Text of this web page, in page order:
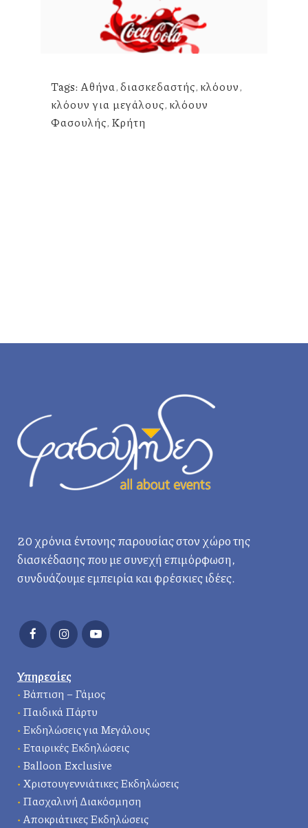
Tags: Αθήνα,διασκεδαστής, κλόουν,
κλόουν για μεγάλους, κλόουν
Φασουλής, Κρήτη
20 χρόνια έντονης παρουσίας στον χώρο της
διασκέδασης που με συνεχή επιμόρφωση,
συνδυάζουμε εμπειρία και φρέσκιες ιδέες.
Υπηρεσίες
• Βάπτιση – Γάμος
• Παιδικά Πάρτυ
• Εκδηλώσεις για Μεγάλους
• Εταιρικές Εκδηλώσεις
• Balloon Exclusive
• Χριστουγεννιάτικες Εκδηλώσεις
• Πασχαλινή Διακόσμηση
•Αποκριάτικες Εκδηλώσεις